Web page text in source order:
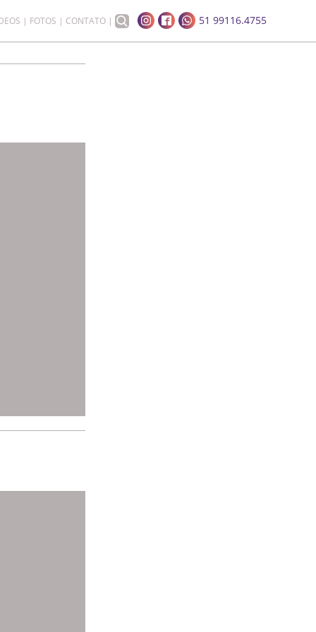
FOTOS CONTATO 51 99116.4755